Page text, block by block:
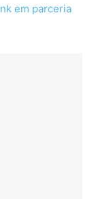
em parceria